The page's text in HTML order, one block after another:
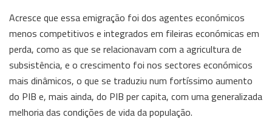
Acresce que essa emigração foi dos agentes económicos
menos competitivos e integrados em fileiras económicas em
perda, como as que se relacionavam com a agricultura de
subsistência, e o crescimento foi nos sectores económicos
mais dinâmicos, o que se traduziu num fortíssimo aumento
do PIB e, mais ainda, do PIB per capita, com uma generalizada
melhoria das condições de vida da população.